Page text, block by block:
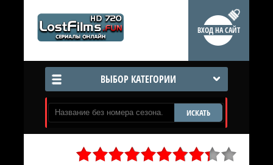
ВХОД НА САЙТ
ВЫБОР КАТЕГОРИИ
ИСКАТЬ